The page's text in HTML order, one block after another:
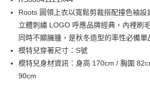
華南商業銀行
上海商業儲蓄銀行
台北富邦
國泰世華商業銀行
兆豐國際
臺灣中小企業銀行
台中商業
匯豐（台灣）商業銀行
聯邦商業銀行
元大商業銀行
永豐商業
玉山商業銀行
華南商業銀行
彰化商業
上海商業儲蓄銀行
台北富邦
國泰世華商業銀行
兆豐國際
臺灣中小企業銀行
匯豐（台灣）商業銀行
華泰商業
LINE Pay
Apple Pay
街口支付
運送方式
Roots 圓領上衣以寬鬆剪裁搭配撞色袖設
立體刺繡 LOGO 呼應品牌經典，內裡刷
同時不顯臃腫，是秋冬造型的率性必備單
模特兒穿著尺寸：S號
模特兒身材資訊：身高 170cm / 胸圍
90cm